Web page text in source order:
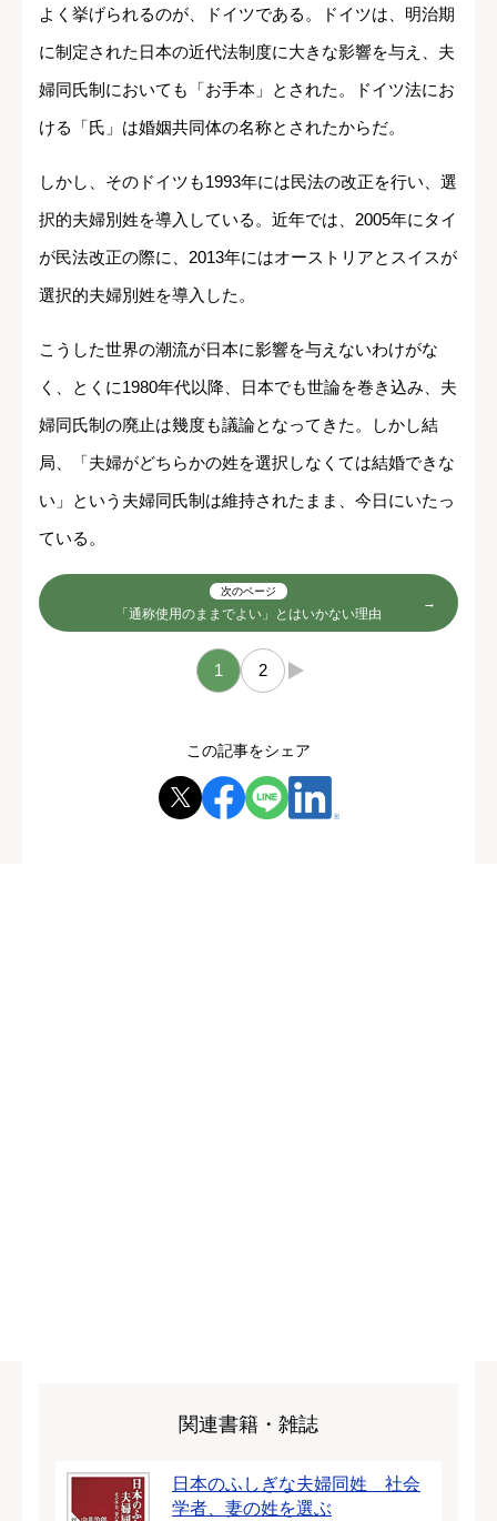
よく挙げられるのが、ドイツである。ドイツは、明治期
に制定された日本の近代法制度に大きな影響を与え、夫
婦同氏制においても「お手本」とされた。ドイツ法にお
ける「氏」は婚姻共同体の名称とされたからだ。
しかし、そのドイツも1993年には民法の改正を行い、選
択的夫婦別姓を導入している。近年では、2005年にタイ
が民法改正の際に、2013年にはオーストリアとスイスが
選択的夫婦別姓を導入した。
こうした世界の潮流が日本に影響を与えないわけがな
く、とくに1980年代以降、日本でも世論を巻き込み、夫
婦同氏制の廃止は幾度も議論となってきた。しかし結
局、「夫婦がどちらかの姓を選択しなくては結婚できな
い」という夫婦同氏制は維持されたまま、今日にいたっ
ている。
次のページ
「通称使用のままでよい」とはいかない理由
1 2 →
この記事をシェア
関連書籍・雑誌
日本のふしぎな夫婦同姓 社会
学者、妻の姓を選ぶ